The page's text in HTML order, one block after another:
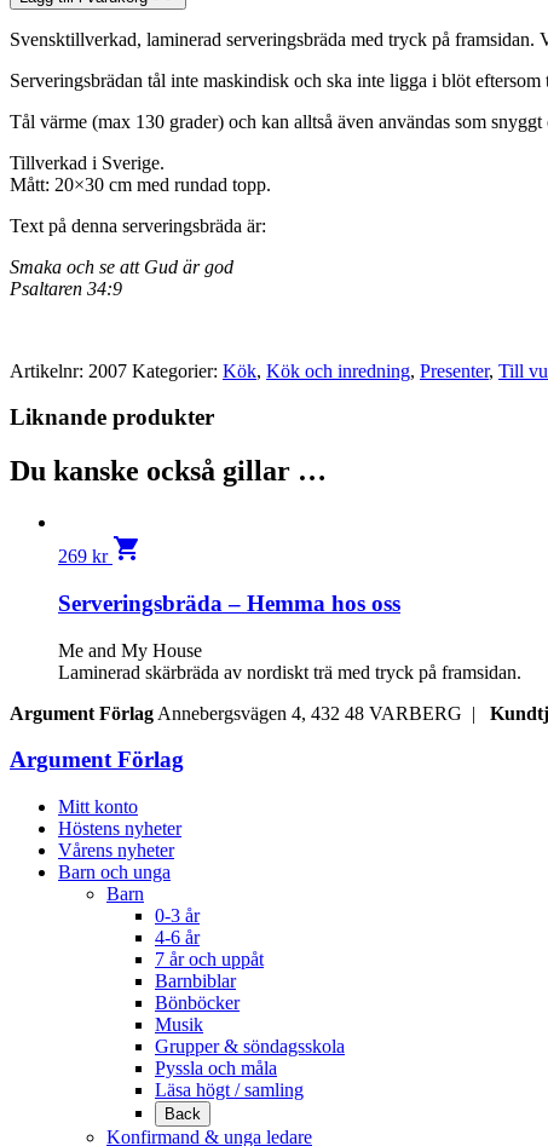
Svensktillverkad, laminerad serveringsbräda med tryck på
Serveringsbrädan tål inte maskindisk och ska inte ligga i blöt
Tål värme (max 130 grader) och kan alltså även användas som
Tillverkad i Sverige.
Mått: 20×30 cm med rundad topp.
Text på denna serveringsbräda är:
Smaka och se att Gud är god
Psaltaren 34:9
Artikelnr: 2007 Kategorier: Kök, Kök och inredning, Presenter, Till
Liknande produkter
Du kanske också gillar …
269 kr shopping_cart
Serveringsbräda – Hemma hos oss
Me and My House
Laminerad skärbräda av nordiskt trä med tryck på framsidan.
Argument Förlag Annebergsvägen 4, 432 48 VARBERG |
Argument Förlag
Mitt konto
Höstens nyheter
Vårens nyheter
Barn och unga
Barn
0-3 år
4-6 år
7 år och uppåt
Barnbiblar
Bönböcker
Musik
Grupper & söndagsskola
Pyssla och måla
Läsa högt / samling
Back
Konfirmand & unga ledare